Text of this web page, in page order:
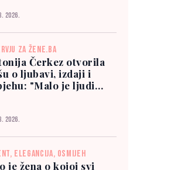
2026.
ZA ŽENE.BA
Čerkez otvorila
o ljubavi, izdaji i
"Malo je ljudi
2026.
ELEGANCIJA, OSMIJEH
je žena o kojoj svi